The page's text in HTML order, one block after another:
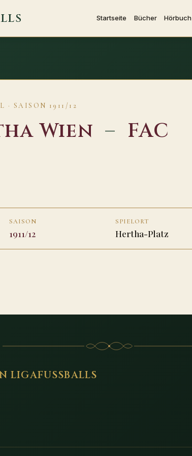
Startseite Bücher Hörbuch
· SAISON 1911/12
Wien – FAC
SAISON
1911/12
SPIELORT
Hertha-Platz
LIGAFUSSBALLS